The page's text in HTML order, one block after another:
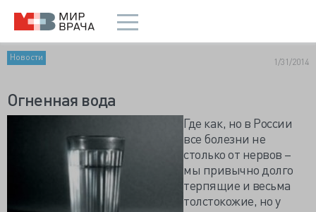
Новости 1/31/2014
Огненная вода
Где как, но в России
все болезни не
столько от нервов –
мы привычно долго
терпящие и весьма
толстокожие, но у